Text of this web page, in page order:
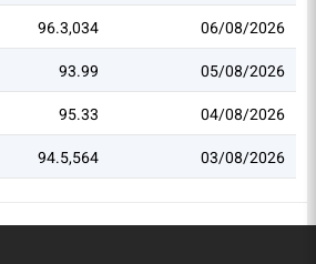
06/08/2026
96.3,034
05/08/2026
93.99
04/08/2026
95.33
03/08/2026
94.5,564